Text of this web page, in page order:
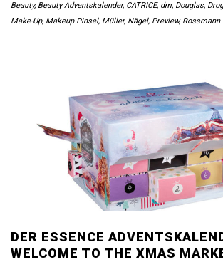
Beauty, Beauty Adventskalender, CATRICE, dm, Douglas,
Make-Up, Makeup Pinsel, Müller, Nägel, Preview, Rossmann
DER ESSENCE
WELCOME TO THE XMAS